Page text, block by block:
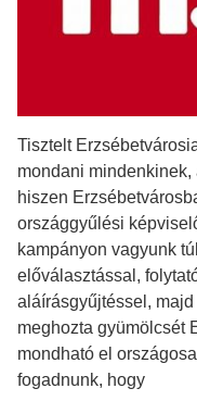
Tisztelt
mondani mindenkinek,
hiszen
országgyűlési
kampányon vagyunk
előválasztással,
aláírásgyűjtéssel,
meghozta gyümölcsét
mondható el
fogadnunk, hogy